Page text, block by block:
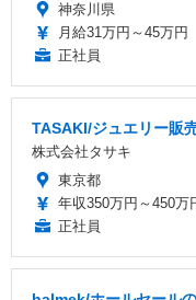
神奈川県
月給31万円～45万円
正社員
TASAKI/ジュエリー販
株式会社タサキ
東京都
年収350万円～450万
正社員